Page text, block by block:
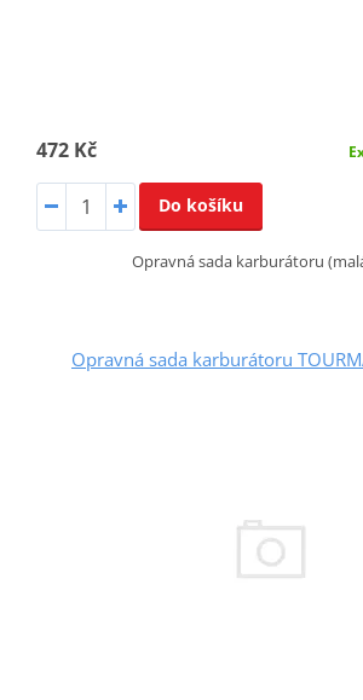
472 Kč
Do košíku
Opravná sada karburátoru
Opravná sada karburátoru